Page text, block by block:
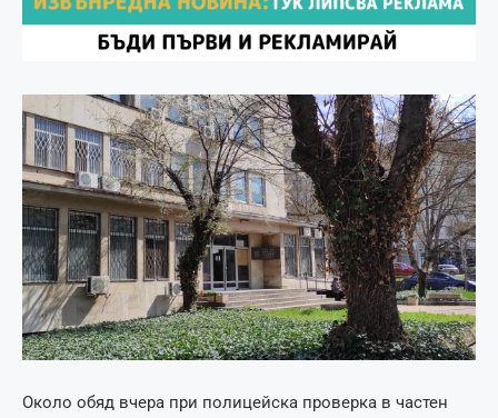
Около обяд вчера при полицейска проверка в частен